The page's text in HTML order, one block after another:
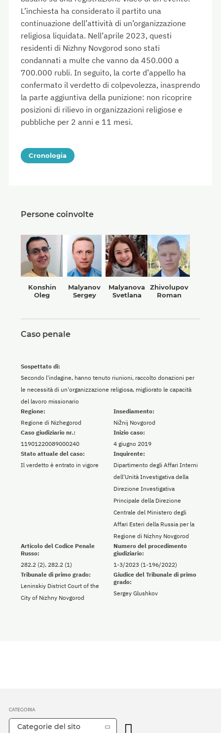
L’inchiesta ha considerato il partito una
continuazione dell’attività di un’organizzazione
religiosa liquidata. Nell’aprile 2023, questi
residenti di Nizhny Novgorod sono stati
condannati a multe che vanno da 450.000 a
700.000 rubli. In seguito, la corte d’appello ha
confermato il verdetto di colpevolezza, inasprendo
la parte aggiuntiva della punizione: non ricoprire
posizioni di rilievo in organizzazioni religiose e
pubbliche per 2 anni e 11 mesi.
Cronologia
Persone coinvolte
Konshin
Oleg
Malyanov
Sergey
Malyanova
Svetlana
Zhivolupov
Roman
Caso penale
Regione:
Regione di Nizhegorod
Insediamento:
Nižnij Novgorod
Sospettato di:
Secondo l'indagine, hanno tenuto riunioni, raccolto donazioni per
le necessità di un'organizzazione religiosa, migliorato le capacità
del lavoro missionario
Caso giudiziario nr.:
11901220089000240
Inizio caso:
4 giugno 2019
Stato attuale del caso:
Il verdetto è entrato in vigore
Inquirente:
Dipartimento degli Affari Interni
dell'Unità Investigativa della
Direzione Investigativa
Principale della Direzione
Centrale del Ministero degli
Affari Esteri della Russia per la
Regione di Nizhny Novgorod
Articolo del Codice Penale
Russo:
282.2 (2), 282.2 (1)
Numero del procedimento
giudiziario:
1-3/2023 (1-196/2022)
Tribunale di primo grado:
Leninskiy District Court of the
City of Nizhny Novgorod
Giudice del Tribunale di primo
grado:
Sergey Glushkov
CATEGORIA
Categorie del sito